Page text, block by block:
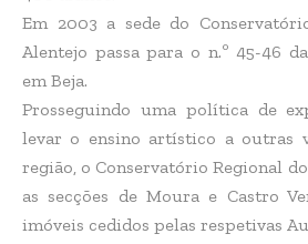
Em 2003 a sede do
Alentejo passa para o n.º 45-46
em Beja.
Prosseguindo uma política de
levar o ensino artístico a outras
região, o Conservatório Regional
as secções de Moura e Castro
imóveis cedidos pelas respetivas